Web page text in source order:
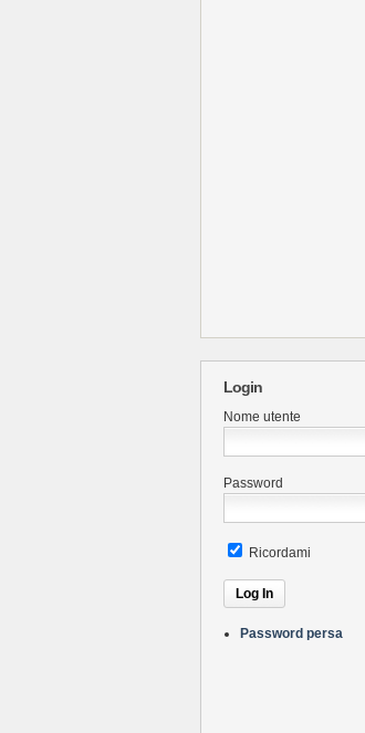
Login
Nome utente
Password
Ricordami
Password persa